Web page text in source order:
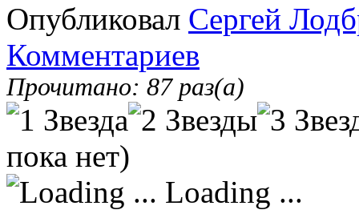
Опубликовал Сергей
Комментариев
Прочитано: 87 раз(а)
пока нет)
Loading ...